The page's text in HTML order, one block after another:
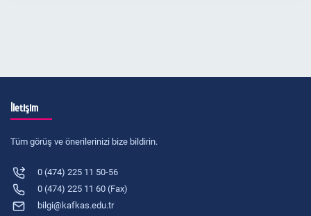
İletişim
Tüm görüş ve önerilerinizi bize bildirin.
0 (474) 225 11 50-56
0 (474) 225 11 60 (Fax)
bilgi@kafkas.edu.tr